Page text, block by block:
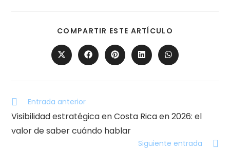
COMPARTIR ESTE ARTÍCULO
Entrada anterior
Visibilidad estratégica en Costa Rica en 2026: el
valor de saber cuándo hablar
Siguiente entrada